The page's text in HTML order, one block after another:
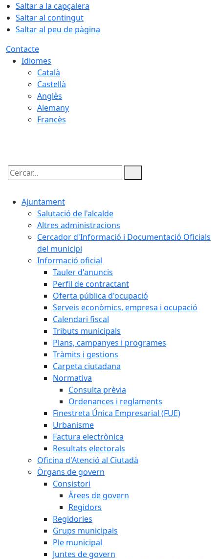
Saltar a la capçalera
Saltar al contingut
Saltar al peu de pàgina
Contacte
Idiomes
Català
Castellà
Anglès
Alemany
Francès
Cercar:
Ajuntament
Salutació de l'alcalde
Altres administracions
Cercador d'Informació i Documentació Oficials
del municipi
Informació oficial
Tauler d'anuncis
Perfil de contractant
Oferta pública d'ocupació
Serveis econòmics, empresa i ocupació
Calendari fiscal
Tributs municipals
Plans, campanyes i programes
Tràmits i gestions
Carpeta ciutadana
Normativa
Consulta prèvia
Ordenances i reglaments
Finestreta Única Empresarial (FUE)
Urbanisme
Factura electrònica
Resultats electorals
Oficina d'Atenció al Ciutadà
Òrgans de govern
Consistori
Àrees de govern
Regidors
Regidories
Grups municipals
Ple municipal
Juntes de govern